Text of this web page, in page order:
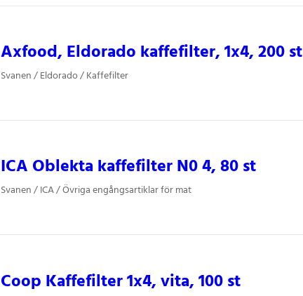
Axfood, Eldorado kaffefilter, 1x4, 200 st
Svanen / Eldorado / Kaffefilter
ICA Oblekta kaffefilter N0 4, 80 st
Svanen / ICA / Övriga engångsartiklar för mat
Coop Kaffefilter 1x4, vita, 100 st